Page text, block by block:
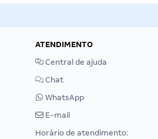
ATENDIMENTO
Central de ajuda
Chat
WhatsApp
E-mail
Horário de atendimento: